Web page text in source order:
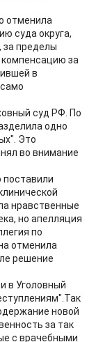
отменила
суда округа,
за пределы
за
в
суд РФ. По
одно
Это
во внимание
поставили
нравственные
но апелляция
по
отменила
решение
в Уголовный
новой
за так
с врачебными